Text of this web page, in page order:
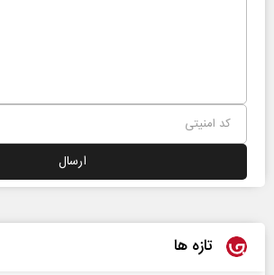
تازه ها